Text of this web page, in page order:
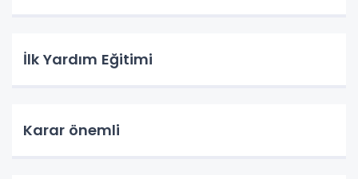
İlk Yardım Eğitimi
Karar önemli